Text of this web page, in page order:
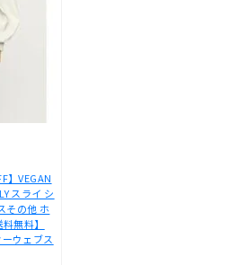
】VEGAN
スライ シ
その他 ホ
無料】
ウェブス